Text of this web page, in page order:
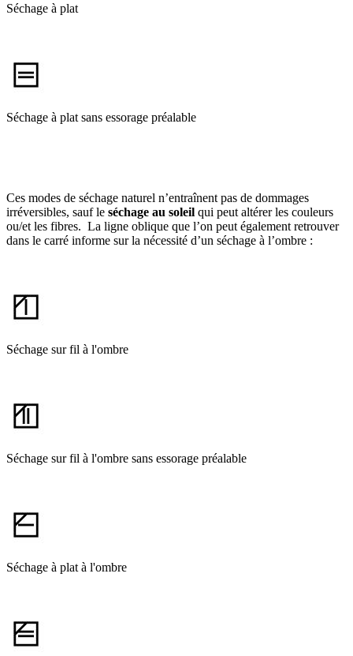
Séchage à plat
Séchage à plat sans essorage préalable
Ces modes de séchage naturel n’entraînent pas de dommages
irréversibles, sauf le séchage au soleil qui peut altérer les couleurs
ou/et les fibres. La ligne oblique que l’on peut également retrouver
dans le carré informe sur la nécessité d’un séchage à l’ombre :
Séchage sur fil à l'ombre
Séchage sur fil à l'ombre sans essorage préalable
Séchage à plat à l'ombre